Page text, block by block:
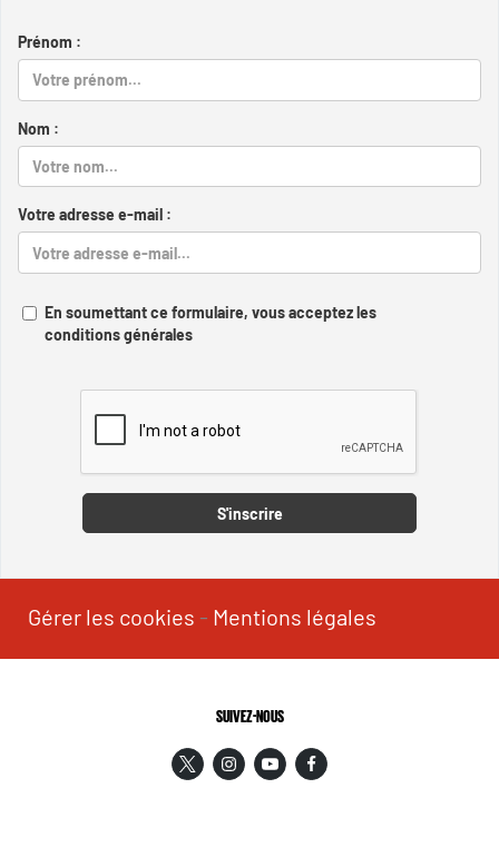
Prénom :
Nom :
Votre adresse e-mail :
En soumettant ce formulaire, vous acceptez les
conditions générales
S'inscrire
Gérer les cookies - Mentions légales
SUIVEZ-NOUS